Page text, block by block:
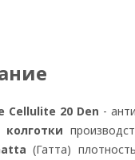
Cellulite 20 Den -
(Гатта)